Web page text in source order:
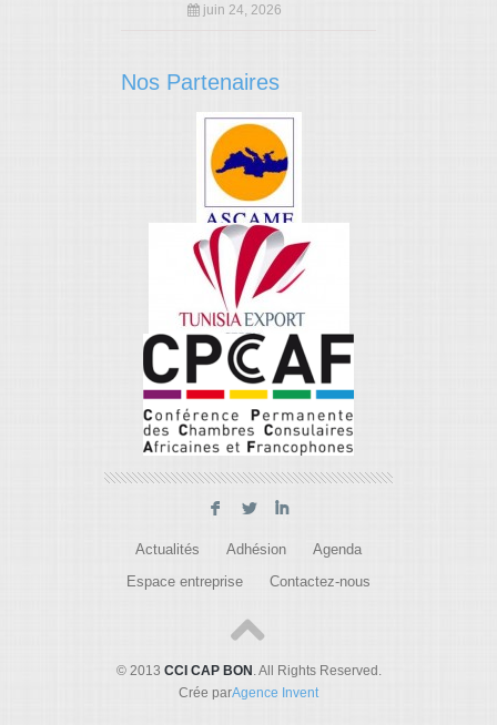
juin 24, 2026
Nos Partenaires
F L I
Actualités Adhésion Agenda
Espace entreprise Contactez-nous
© 2013 CCI CAP BON . All Rights Reserved.
Crée parAgence Invent